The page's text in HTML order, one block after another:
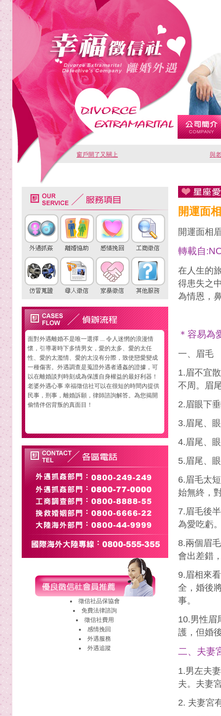
窗戶開了又關上 與
開運面
開運面相
轉載自
在人生的
得患失之
為情恩，
＊容易為
一、眉毛
1.眉不宜
不周。眉
2.眉眼下
3.眉尾、
4.眉尾、
5.眉尾、
6.眉毛太
始無終，
7.眉毛後
為愛吃虧
8.兩個眉
會出差錯
9.眉相來
全，婚後
事。
10.男性眉
護，但婚
二、夫妻
1.男左夫
夫。夫妻
2. 夫妻宮
面對外遇離婚不是唯一選擇 ... 令人迷惘的浪漫情
懷，引導著時下多情男女，愛的太多、愛的太任
性、愛的太濫情、愛的太沒有分際，致使戀愛變成
一種傷害。外遇調查是蒐證外遇者通姦的證據，可
以在離婚談判時刻成為保護自身權益的最好利器！
老婆外遇心事 幸福徵信社可以在很短的時間內提供
民事，刑事，離婚訴願，律師諮詢解答。為您揭開
偷情伴侶背叛的真面目！
徵信社品保協會
免費法律諮詢
徵信社費用
感情挽回
外遇服務
外遇追蹤